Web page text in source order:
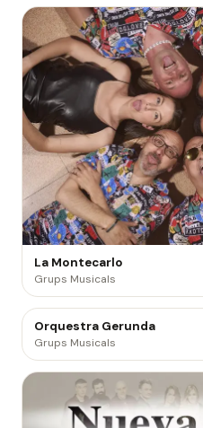
La Montecarlo
Grups Musicals
Orquestra Gerunda
Grups Musicals